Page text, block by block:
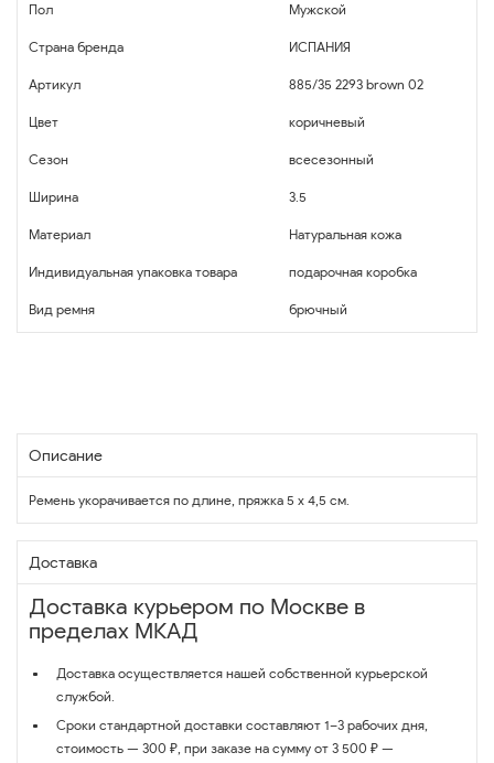
Пол Мужской
Страна бренда ИСПАНИЯ
Артикул 885/35 2293 brown 02
Цвет коричневый
Сезон всесезонный
Ширина 3.5
Материал Натуральная кожа
Индивидуальная упаковка товара подарочная коробка
Вид ремня брючный
Описание
Ремень укорачивается по длине, пряжка 5 х 4,5 см.
Доставка
Доставка курьером по Москве в
пределах МКАД
Доставка осуществляется нашей собственной курьерской
службой.
Сроки стандартной доставки составляют 1–3 рабочих дня,
стоимость — 300 ₽, при заказе на сумму от 3 500 ₽ —